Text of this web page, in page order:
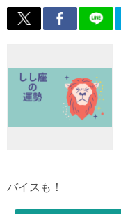
バイスも！